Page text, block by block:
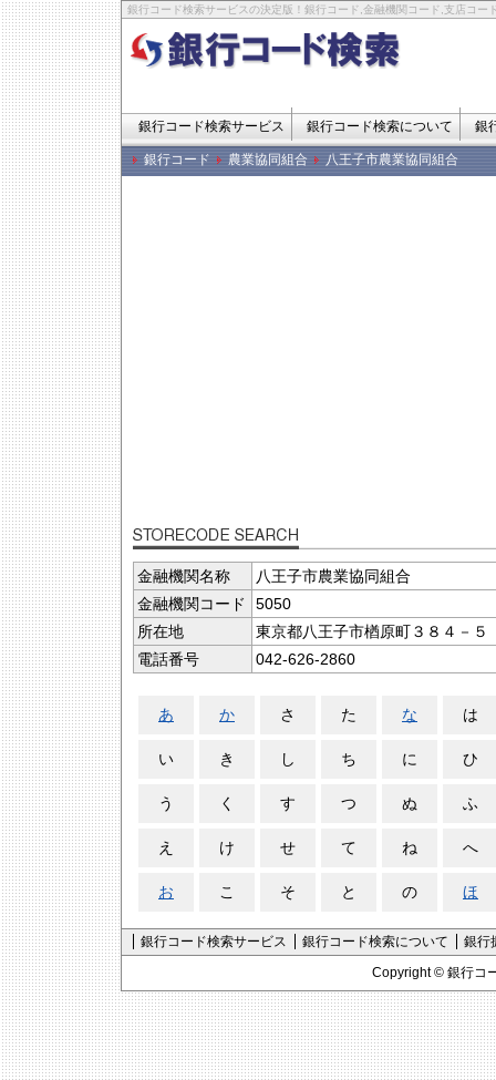
銀行コード検索サービスの決定版！銀行コード,金融機関コード,支店コー
銀行コード検索サービス 銀行コード検索について 銀
銀行コード 農業協同組合 八王子市農業協同組合
金融機関名称
八王子市農業協同組合
金融機関コード
5050
所在地
東京都八王子市楢原町３８４－５
電話番号
042-626-2860
あ か さ た な は
い き し ち に ひ
う く す つ ぬ ふ
え け せ て ね へ
お こ そ と の ほ
銀行コード検索サービス 銀行コード検索について
銀行
Copyright © 銀行コ